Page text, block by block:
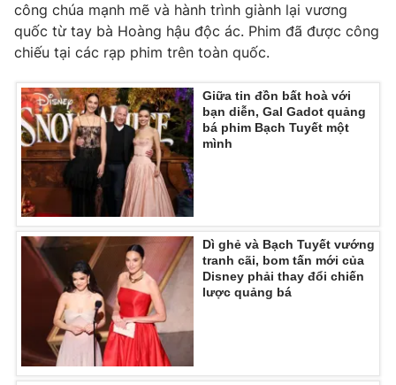
Video Shorts video
VTV Money VTV Thể thao
VTV Sức khoẻ Bất động sản
Thị trường 24h Tấm lòng Việt
VTV4 Vươn mình bằng AI
VTV8
Liên hệ tòa soạn
công chúa mạnh mẽ và hành trình giành lại vương
quốc từ tay bà Hoàng hậu độc ác. Phim đã được công
chiếu tại các rạp phim trên toàn quốc.
Giữa tin đồn bất hoà với
bạn diễn, Gal Gadot quảng
bá phim Bạch Tuyết một
mình
Dì ghẻ và Bạch Tuyết vướng
tranh cãi, bom tấn mới của
Disney phải thay đổi chiến
lược quảng bá